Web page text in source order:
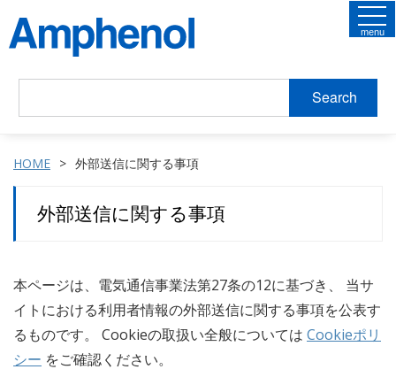
Search
menu
HOME 外部送信に関する事項
外部送信に関する事項
本ページは、電気通信事業法第27条の12に基づき、 当サ
イトにおける利用者情報の外部送信に関する事項を公表す
るものです。 Cookieの取扱い全般については Cookieポリ
シー をご確認ください。